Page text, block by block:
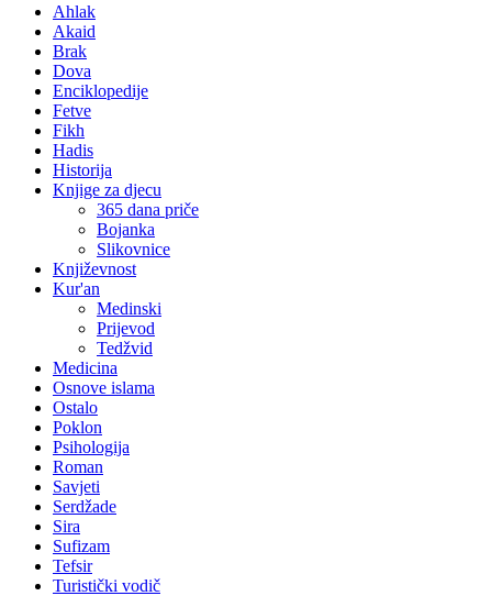
Ahlak
Akaid
Brak
Dova
Enciklopedije
Fetve
Fikh
Hadis
Historija
Knjige za djecu
365 dana priče
Bojanka
Slikovnice
Književnost
Kur'an
Medinski
Prijevod
Tedžvid
Medicina
Osnove islama
Ostalo
Poklon
Psihologija
Roman
Savjeti
Serdžade
Sira
Sufizam
Tefsir
Turistički vodič